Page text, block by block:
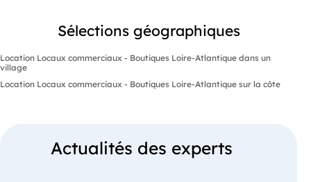
Sélections géographiques
Location Locaux commerciaux - Boutiques Loire-Atlantique dans un
village
Location Locaux commerciaux - Boutiques Loire-Atlantique sur la côte
Actualités des experts